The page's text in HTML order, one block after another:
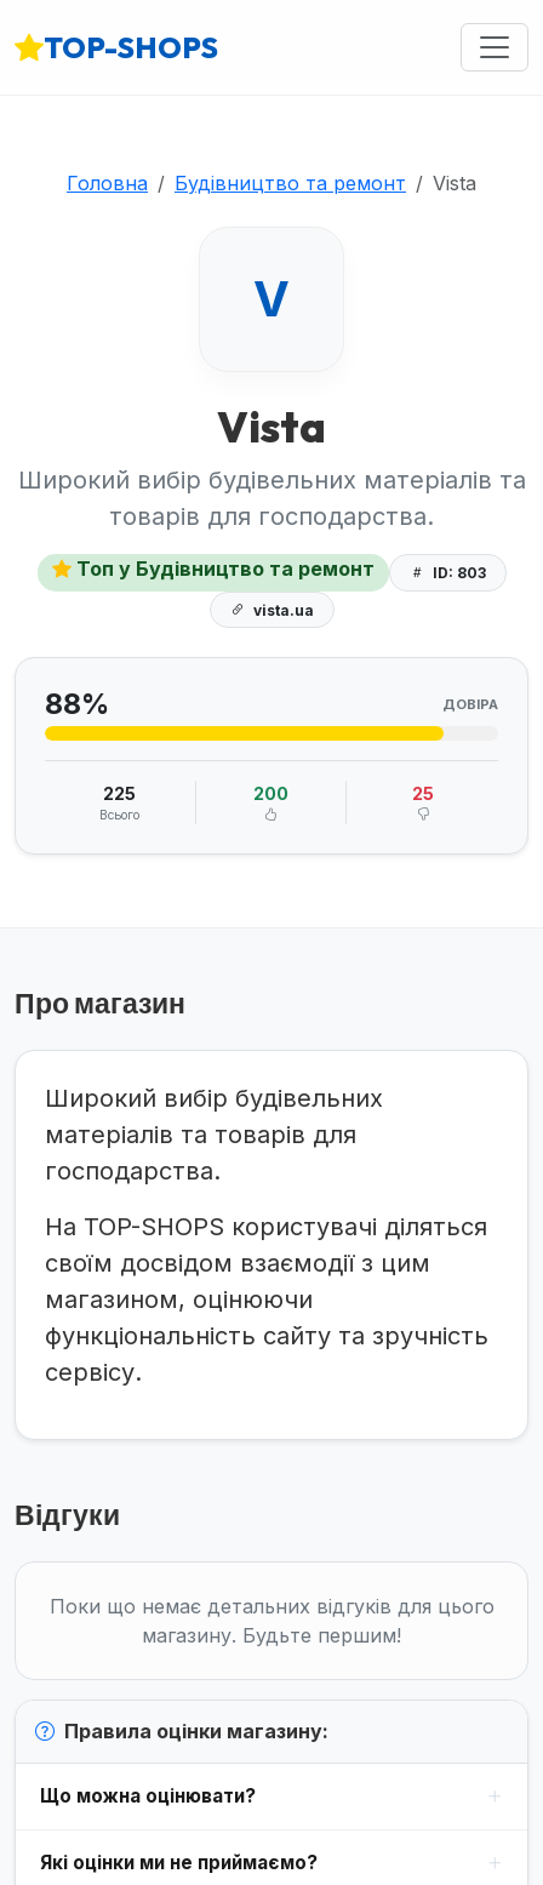
TOP-SHOPS
Головна Будівництво та ремонт Vista
V
Vista
Широкий вибір будівельних матеріалів та
товарів для господарства.
Топ у Будівництво та ремонт ID: 803
vista.ua
88% ДОВІРА
225
Всього
200 25
Про магазин
Широкий вибір будівельних
матеріалів та товарів для
господарства.
На TOP-SHOPS користувачі діляться
своїм досвідом взаємодії з цим
магазином, оцінюючи
функціональність сайту та зручність
сервісу.
Відгуки
Поки що немає детальних відгуків для цього
магазину. Будьте першим!
Правила оцінки магазину:
Що можна оцінювати?
Які оцінки ми не приймаємо?